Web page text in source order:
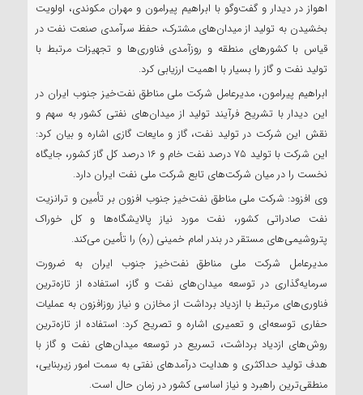
اهواز در دیدار و گفت‌وگو با ابراهیم پیرامون و مهران مکوندی، اولویت
بخشیدن به تولید از میدان‌های مشترک، حفظ سرآمدی صنعت نفت در
قیاس با کشورهای منطقه و روزآمدی فناوری‌ها و تجهیزات مرتبط با
تولید نفت و گاز را بسیار با اهمیت ارزیابی کرد.
ابراهیم پیرامون، مدیرعامل شرکت ملی مناطق نفت‌خیز جنوب ایران در
این دیدار با تشریح فرآیند تولید از میدان‌های نفتی کشور به سهم و
نقش این شرکت در تولید نفت، گاز و مایعات گازی اشاره و بیان کرد:
این شرکت با تولید ۷۵ درصد نفت خام و ۱۶ درصد کل گاز کشور، جایگاه
نخست را در میان شرکت‌های تابع شرکت ملی نفت ایران دارد.
وی افزود: شرکت ملی مناطق نفت‌خیز جنوب افزون بر تأمین و ترانزیت
نفت صادراتی کشور، نفت مورد نیاز پالایشگاه‌ها و کل خوراک
پتروشیمی‌های مستقر در بندر امام خمینی (ره) را تأمین می‌کند.
مدیرعامل شرکت ملی مناطق نفت‌خیز جنوب ایران به ضرورت
سرمایه‌گذاری در توسعه میدان‌های نفت و گاز، استفاده از تازه‌ترین
فناوری‌های مرتبط با ازدیاد برداشت از مخازن و نیاز روزافزون به عملیات
حفاری توسعه‌ای و تعمیری اشاره و تصریح کرد: استفاده از تازه‌ترین
روش‌های ازدیاد برداشت، تسریع در توسعه میدان‌های نفت و گاز با
هدف تولید حداکثری و هدایت درآمدهای نفتی به سمت امور زیربنایی،
منطقی‌ترین راهبرد و نیاز اساسی کشور در زمان حال است.